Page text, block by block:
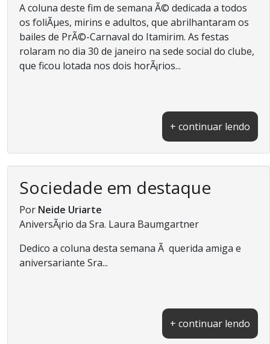
A coluna deste fim de semana Ã© dedicada a todos
os foliÃµes, mirins e adultos, que abrilhantaram os
bailes de PrÃ©-Carnaval do Itamirim. As festas
rolaram no dia 30 de janeiro na sede social do clube,
que ficou lotada nos dois horÃ¡rios...
+ continuar lendo
Sociedade em destaque
Por Neide Uriarte
AniversÃ¡rio da Sra. Laura Baumgartner
Dedico a coluna desta semana Ã querida amiga e
aniversariante Sra...
+ continuar lendo